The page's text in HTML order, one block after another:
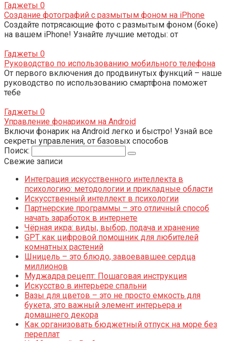
Гаджеты 0
Создание фотографий с размытым фоном на iPhone
Создайте потрясающие фото с размытым фоном (боке)
на вашем iPhone! Узнайте лучшие методы: от
Гаджеты 0
Руководство по использованию мобильного телефона
От первого включения до продвинутых функций – наше
руководство по использованию смартфона поможет
тебе
Гаджеты 0
Управление фонариком на Android
Включи фонарик на Android легко и быстро! Узнай все
секреты управления, от базовых способов
Поиск:
Свежие записи
Интеграция искусственного интеллекта в
психологию: методологии и прикладные области
Искусственный интеллект в психологии
Партнерские программы – это отличный способ
начать заработок в интернете
Чёрная икра: виды, выбор, подача и хранение
GPT как цифровой помощник для любителей
комнатных растений
Шницель – это блюдо, завоевавшее сердца
миллионов
Муджадра рецепт: Пошаговая инструкция
Искусство в интерьере спальни
Вазы для цветов – это не просто емкость для
букета, это важный элемент интерьера и
домашнего декора
Как организовать бюджетный отпуск на море без
переплат